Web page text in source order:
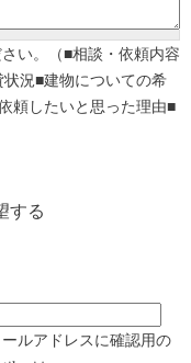
い。（■相談・依頼内容
況■建物についての希
頼したいと思った理由■
する
ルアドレスに確認用の